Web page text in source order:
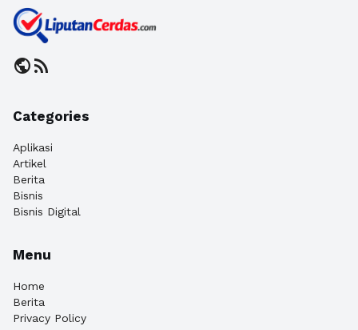
publicrss_feed
Categories
Aplikasi
Artikel
Berita
Bisnis
Bisnis Digital
Menu
Home
Berita
Privacy Policy